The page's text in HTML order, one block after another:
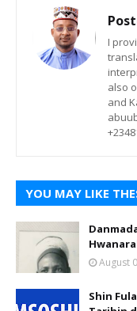
I
also
and
YOU MAY LIKE
August
Shin